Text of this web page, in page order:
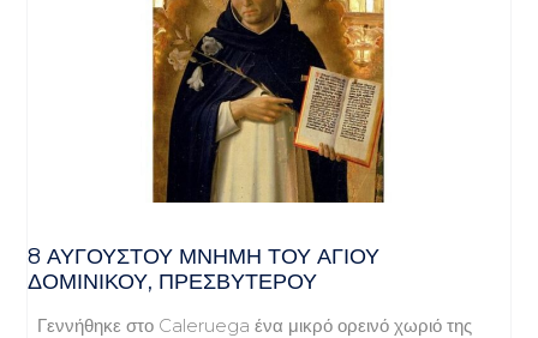
8 ΑΥΓΟΥΣΤΟΥ ΜΝΗΜΗ ΤΟΥ ΑΓΙΟΥ
ΔΟΜΙΝΙΚΟΥ, ΠΡΕΣΒΥΤΕΡΟΥ
Γεννήθηκε στο Caleruega ένα μικρό ορεινό χωριό της